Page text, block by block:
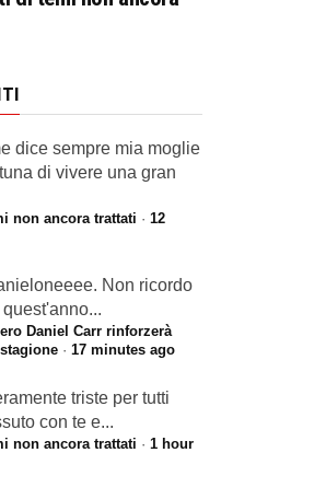
dice sempre mia moglie
di vivere una gran
non ancora trattati · 12
Non ricordo
Daniel Carr rinforzerà
· 17 minutes ago
triste per tutti
con te e...
non ancora trattati · 1 hour